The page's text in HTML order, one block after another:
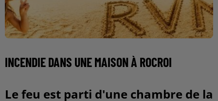
INCENDIE DANS UNE MAISON À ROCROI
Le feu est parti d'une chambre de la